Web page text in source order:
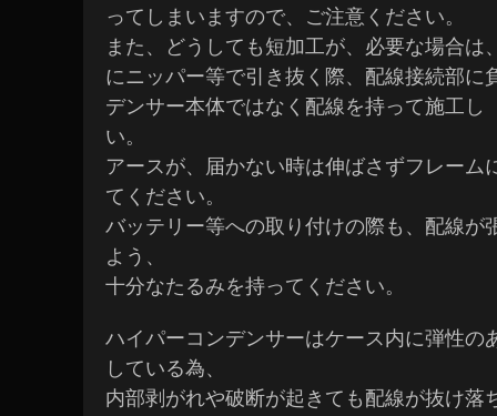
ってしまいますので、ご注意ください。
また、どうしても短加工が、必要な場合は
にニッパー等で引き抜く際、配線接続部に
デンサー本体ではなく配線を持って施工
い。
アースが、届かない時は伸ばさずフレーム
てください。
バッテリー等への取り付けの際も、配線が
よう、
十分なたるみを持ってください。
ハイパーコンデンサーはケース内に弾性の
している為、
内部剥がれや破断が起きても配線が抜け落